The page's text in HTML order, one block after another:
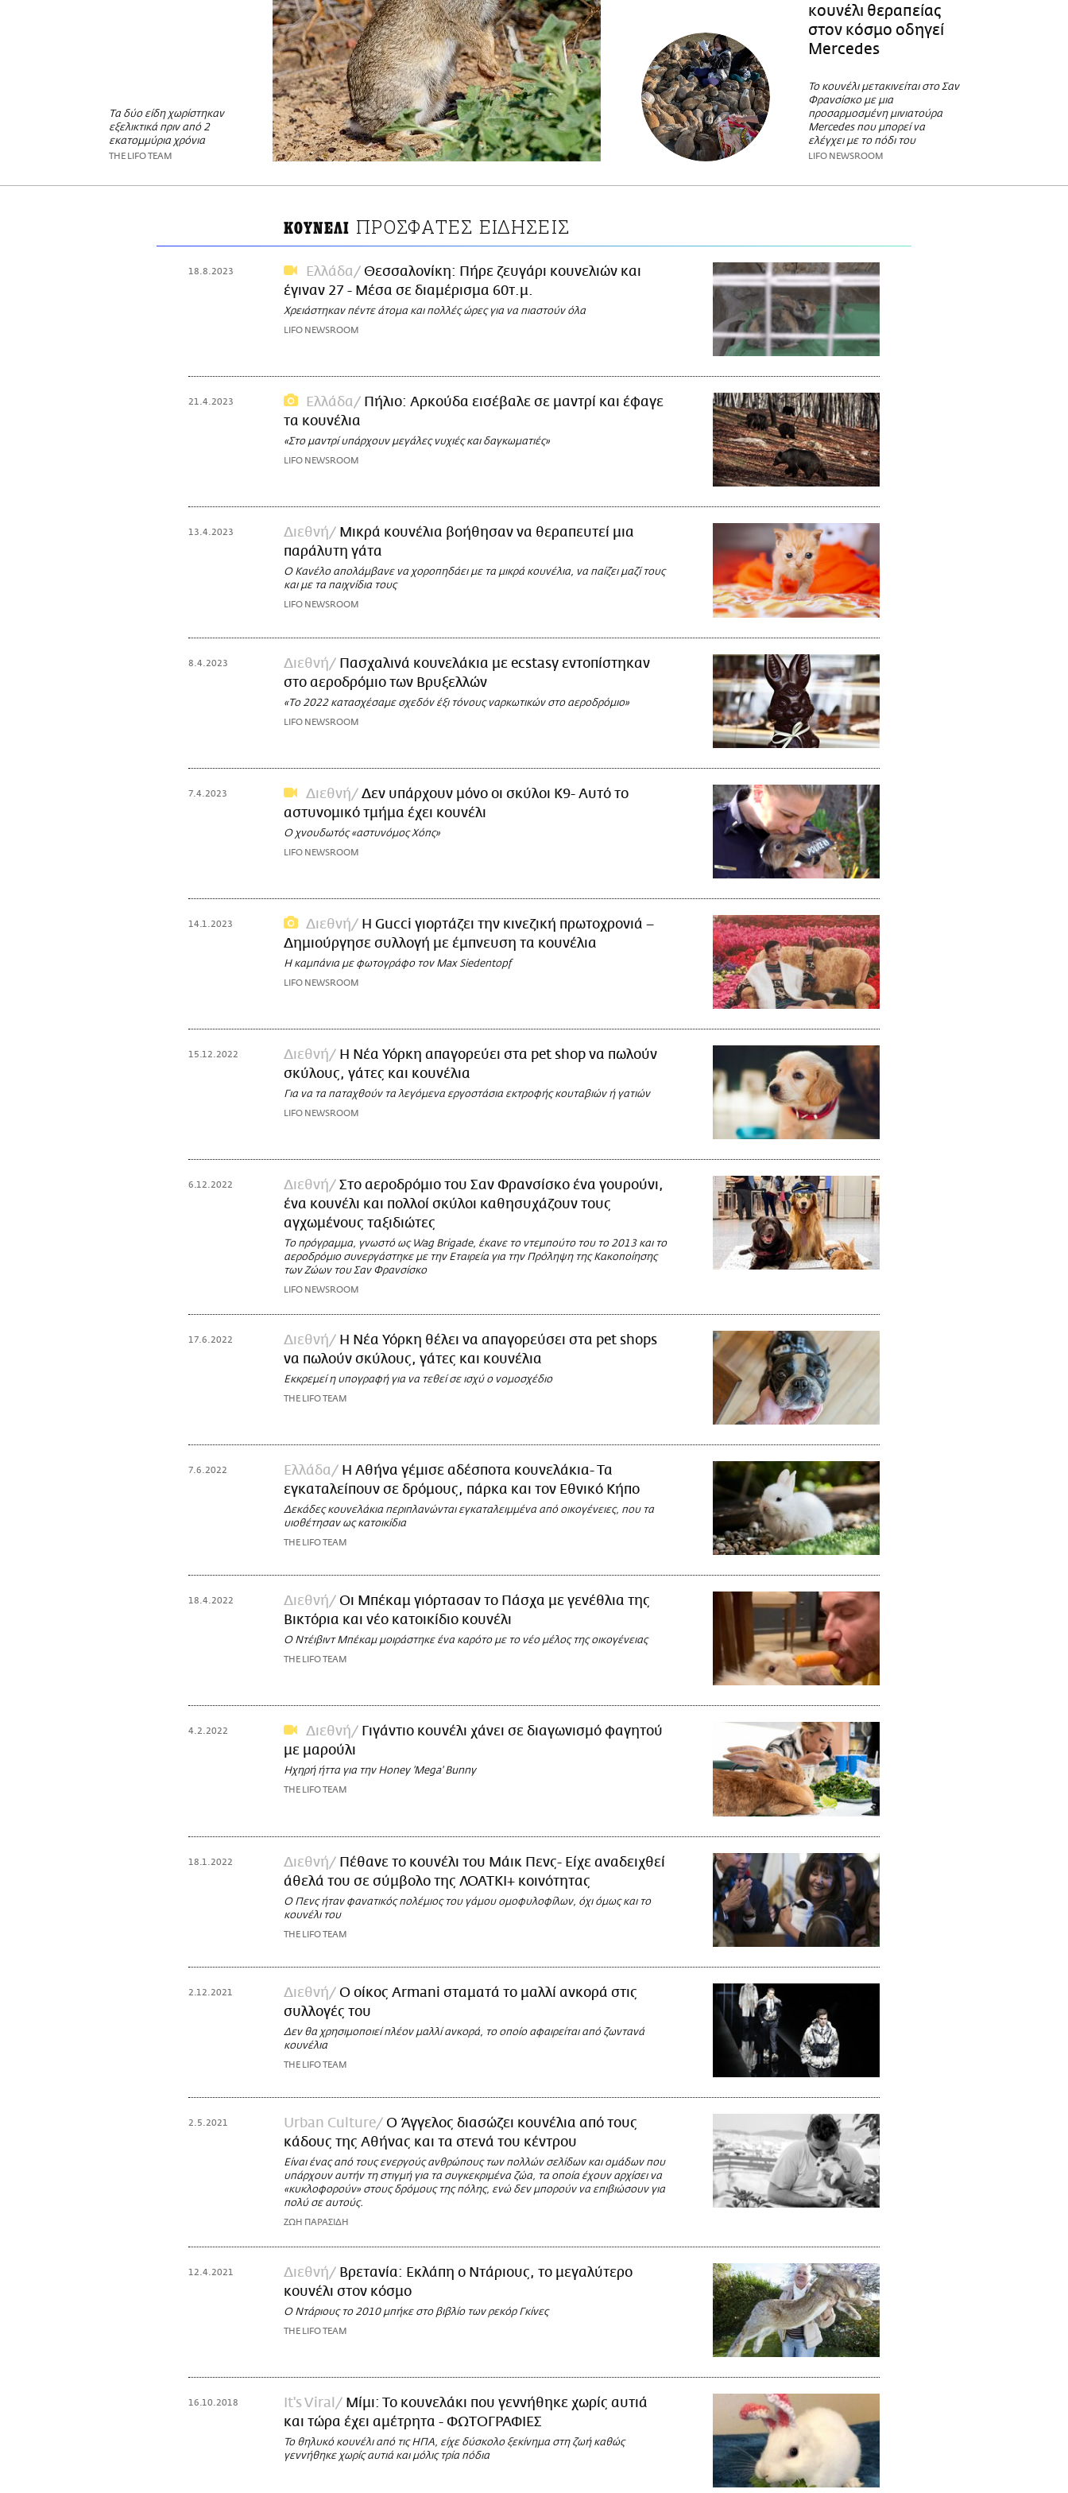
Τα δύο είδη χωρίστηκαν
εξελικτικά πριν από 2
εκατομμύρια χρόνια
THE LIFO TEAM
κουνέλι θεραπείας
στον κόσμο οδηγεί
Mercedes
To κουνέλι μετακινείται στο Σαν
Φρανσίσκο με μια
προσαρμοσμένη μινιατούρα
Mercedes που μπορεί να
ελέγχει με το πόδι του
LIFO NEWSROOM
ΚΟΥΝΕΛΙ ΠΡΟΣΦΑΤΕΣ ΕΙΔΗΣΕΙΣ
18.8.2023 Ελλάδα
Θεσσαλονίκη: Πήρε ζευγάρι κουνελιών και
έγιναν 27 - Μέσα σε διαμέρισμα 60τ.μ.
Χρειάστηκαν πέντε άτομα και πολλές ώρες για να πιαστούν όλα
LIFO NEWSROOM
21.4.2023 Ελλάδα
Πήλιο: Αρκούδα εισέβαλε σε μαντρί και έφαγε
τα κουνέλια
«Στο μαντρί υπάρχουν μεγάλες νυχιές και δαγκωματιές»
LIFO NEWSROOM
13.4.2023 Διεθνή
Μικρά κουνέλια βοήθησαν να θεραπευτεί μια
παράλυτη γάτα
Ο Κανέλο απολάμβανε να χοροπηδάει με τα μικρά κουνέλια, να παίζει μαζί τους
και με τα παιχνίδια τους
LIFO NEWSROOM
8.4.2023 Διεθνή
Πασχαλινά κουνελάκια με ecstasy εντοπίστηκαν
στο αεροδρόμιο των Βρυξελλών
«Το 2022 κατασχέσαμε σχεδόν έξι τόνους ναρκωτικών στο αεροδρόμιο»
LIFO NEWSROOM
7.4.2023 Διεθνή
Δεν υπάρχουν μόνο οι σκύλοι Κ9- Αυτό το
αστυνομικό τμήμα έχει κουνέλι
Ο χνουδωτός «αστυνόμος Χόπς»
LIFO NEWSROOM
14.1.2023 Διεθνή
Η Gucci γιορτάζει την κινεζική πρωτοχρονιά –
Δημιούργησε συλλογή με έμπνευση τα κουνέλια
Η καμπάνια με φωτογράφο τον Max Siedentopf
LIFO NEWSROOM
15.12.2022 Διεθνή
Η Νέα Υόρκη απαγορεύει στα pet shop να πωλούν
σκύλους, γάτες και κουνέλια
Για να τα παταχθούν τα λεγόμενα εργοστάσια εκτροφής κουταβιών ή γατιών
LIFO NEWSROOM
6.12.2022 Διεθνή
Στο αεροδρόμιο του Σαν Φρανσίσκο ένα γουρούνι,
ένα κουνέλι και πολλοί σκύλοι καθησυχάζουν τους
αγχωμένους ταξιδιώτες
Το πρόγραμμα, γνωστό ως Wag Brigade, έκανε το ντεμπούτο του το 2013 και το
αεροδρόμιο συνεργάστηκε με την Εταιρεία για την Πρόληψη της Κακοποίησης
των Ζώων του Σαν Φρανσίσκο
LIFO NEWSROOM
17.6.2022 Διεθνή
Η Νέα Υόρκη θέλει να απαγορεύσει στα pet shops
να πωλούν σκύλους, γάτες και κουνέλια
Εκκρεμεί η υπογραφή για να τεθεί σε ισχύ ο νομοσχέδιο
THE LIFO TEAM
7.6.2022 Ελλάδα
Η Αθήνα γέμισε αδέσποτα κουνελάκια- Τα
εγκαταλείπουν σε δρόμους, πάρκα και τον Εθνικό Κήπο
Δεκάδες κουνελάκια περιπλανώνται εγκαταλειμμένα από οικογένειες, που τα
υιοθέτησαν ως κατοικίδια
THE LIFO TEAM
18.4.2022 Διεθνή
Οι Μπέκαμ γιόρτασαν το Πάσχα με γενέθλια της
Βικτόρια και νέο κατοικίδιο κουνέλι
Ο Ντέιβιντ Μπέκαμ μοιράστηκε ένα καρότο με το νέο μέλος της οικογένειας
THE LIFO TEAM
4.2.2022 Διεθνή
Γιγάντιο κουνέλι χάνει σε διαγωνισμό φαγητού
με μαρούλι
Ηχηρή ήττα για την Honey 'Mega' Bunny
THE LIFO TEAM
18.1.2022 Διεθνή
Πέθανε το κουνέλι του Μάικ Πενς- Είχε αναδειχθεί
άθελά του σε σύμβολο της ΛΟΑΤΚΙ+ κοινότητας
Ο Πενς ήταν φανατικός πολέμιος του γάμου ομοφυλοφίλων, όχι όμως και το
κουνέλι του
THE LIFO TEAM
2.12.2021 Διεθνή
Ο οίκος Armani σταματά το μαλλί ανκορά στις
συλλογές του
Δεν θα χρησιμοποιεί πλέον μαλλί ανκορά, το οποίο αφαιρείται από ζωντανά
κουνέλια
THE LIFO TEAM
2.5.2021 Urban Culture
Ο Άγγελος διασώζει κουνέλια από τους
κάδους της Αθήνας και τα στενά του κέντρου
Είναι ένας από τους ενεργούς ανθρώπους των πολλών σελίδων και ομάδων που
υπάρχουν αυτήν τη στιγμή για τα συγκεκριμένα ζώα, τα οποία έχουν αρχίσει να
«κυκλοφορούν» στους δρόμους της πόλης, ενώ δεν μπορούν να επιβιώσουν για
πολύ σε αυτούς.
ΖΩΗ ΠΑΡΑΣΙΔΗ
12.4.2021 Διεθνή
Βρετανία: Εκλάπη ο Ντάριους, το μεγαλύτερο
κουνέλι στον κόσμο
Ο Ντάριους το 2010 μπήκε στο βιβλίο των ρεκόρ Γκίνες
THE LIFO TEAM
16.10.2018 It's Viral
Μίμι: Το κουνελάκι που γεννήθηκε χωρίς αυτιά
και τώρα έχει αμέτρητα - ΦΩΤΟΓΡΑΦΙΕΣ
To θηλυκό κουνέλι από τις ΗΠΑ, είχε δύσκολο ξεκίνημα στη ζωή καθώς
γεννήθηκε χωρίς αυτιά και μόλις τρία πόδια